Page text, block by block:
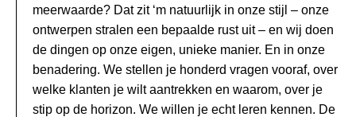
meerwaarde? Dat zit ‘m natuurlijk in onze stijl – onze
ontwerpen stralen een bepaalde rust uit – en wij doen
de dingen op onze eigen, unieke manier. En in onze
benadering. We stellen je honderd vragen vooraf, over
welke klanten je wilt aantrekken en waarom, over je
stip op de horizon. We willen je echt leren kennen. De